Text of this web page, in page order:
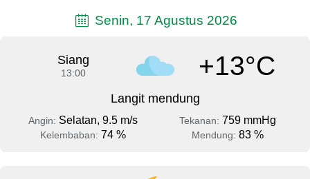
Senin, 17 Agustus 2026
Siang
13:00 +13°C
Langit mendung
Angin: Selatan, 9.5 m/s Tekanan: 759 mmHg
Kelembaban: 74 % Mendung: 83 %